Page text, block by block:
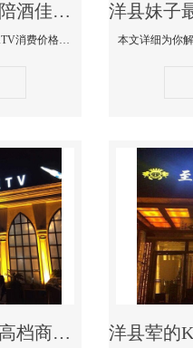
洋县商务KTV公主陪酒佳丽漂亮哪家多-私人订制KTV消费价格口碑点评
本文详细为你解答私人订制KTV消费价格口碑点评，更多关于商务KTV公主陪酒佳丽漂亮哪家多免费咨询1312 0333301微信同步！
洋县最好高端顶级高档商务KTV夜总会-天上人间KTV消费点评